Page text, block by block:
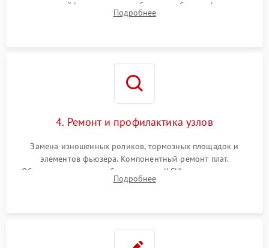
плоских шлейфов сканера и работоспособности флажков и
оптопар (датчиков прохождения бумаги).
Подробнее
4. Ремонт и профилактика узлов
Замена изношенных роликов, тормозных площадок и
элементов фьюзера. Компонентный ремонт плат.
Обязательная очистка блока лазера (LSU), зеркал и тракта
печати от просыпанного тонера и бумажной пыли.
Подробнее